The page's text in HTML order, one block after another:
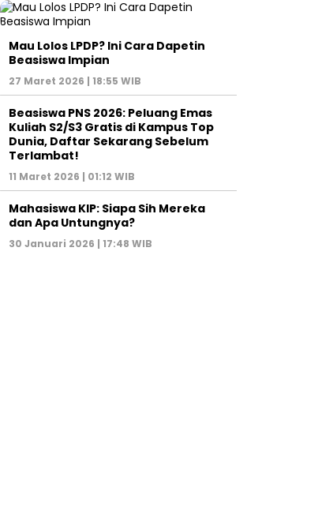
Mau Lolos LPDP? Ini Cara Dapetin
Beasiswa Impian
27 Maret 2026 | 18:55 WIB
Beasiswa PNS 2026: Peluang Emas
Kuliah S2/S3 Gratis di Kampus Top
Dunia, Daftar Sekarang Sebelum
Terlambat!
11 Maret 2026 | 01:12 WIB
Mahasiswa KIP: Siapa Sih Mereka
dan Apa Untungnya?
30 Januari 2026 | 17:48 WIB